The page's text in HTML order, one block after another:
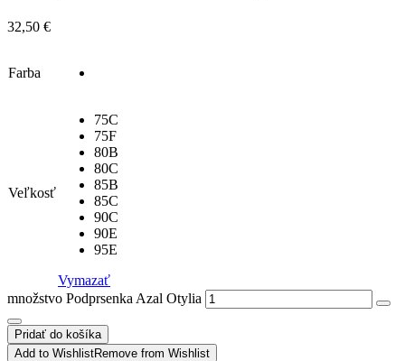
32,50 €
Farba
Veľkosť
75C
75F
80B
80C
85B
85C
90C
90E
95E
Vymazať
množstvo Podprsenka Azal Otylia
Pridať do košíka
Add to WishlistRemove from Wishlist